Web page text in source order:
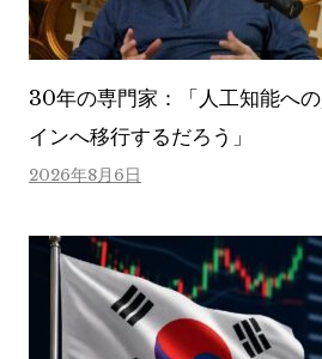
30年の専門家：「人工知能へ
インへ移行するだろう」
2026年8月6日